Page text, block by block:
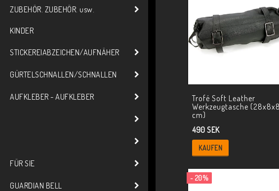
ZUBEHÖR. ZUBEHÖR. usw.
KINDER
STICKEREIABZEICHEN/AUFNÄHER
GÜRTELSCHNALLEN/SCHNALLEN
AUFKLEBER - AUFKLEBER
FÜR SIE
GUARDIAN BELL
Trofé Soft Leather
Werkzeugtasche (28x8x8
cm)
490 SEK
KAUFEN
- 20%